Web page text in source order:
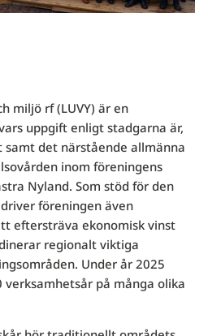
miljö rf (LUVY) är en
uppgift enligt stadgarna är,
det närstående allmänna
inom föreningens
Nyland. Som stöd för den
föreningen även
eftersträva ekonomisk vinst
regionalt viktiga
Under år 2025
på många olika